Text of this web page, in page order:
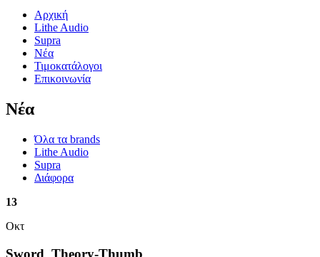
Αρχική
Lithe Audio
Supra
Νέα
Τιμοκατάλογοι
Επικοινωνία
Nέα
Όλα τα brands
Lithe Audio
Supra
Διάφορα
13
Οκτ
Sword_Theory-Thumb